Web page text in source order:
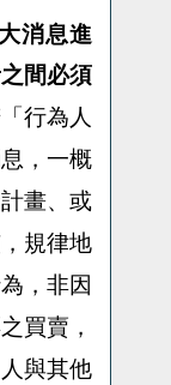
消息進
間必須
行為人
，一概
畫、或
規律地
，非因
買賣，
與其他